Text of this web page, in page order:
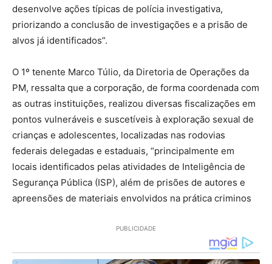
desenvolve ações típicas de polícia investigativa,
priorizando a conclusão de investigações e a prisão de
alvos já identificados”.
O 1º tenente Marco Túlio, da Diretoria de Operações da
PM, ressalta que a corporação, de forma coordenada com
as outras instituições, realizou diversas fiscalizações em
pontos vulneráveis e suscetíveis à exploração sexual de
crianças e adolescentes, localizadas nas rodovias
federais delegadas e estaduais, “principalmente em
locais identificados pelas atividades de Inteligência de
Segurança Pública (ISP), além de prisões de autores e
apreensões de materiais envolvidos na prática criminos
PUBLICIDADE